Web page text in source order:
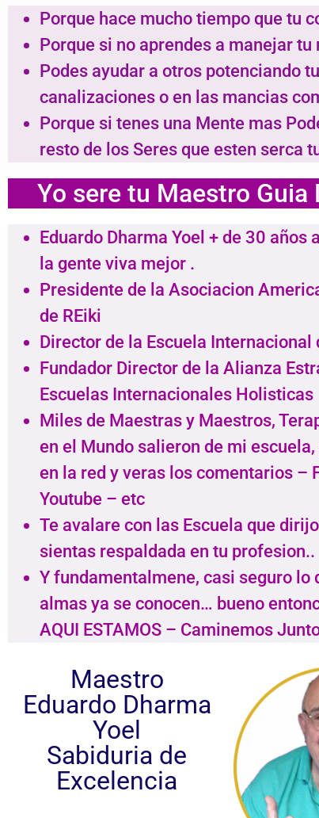
Porque hace mucho tiempo que tu
Porque si no aprendes a manejar
Podes ayudar a otros potenciando
canalizaciones o en las mancias
Porque si tenes una Mente mas
resto de los Seres que esten serca
Yo sere tu Maestro Guia
Eduardo Dharma Yoel + de 30 años
la gente viva mejor .
Presidente de la Asociacion
de REiki
Director de la Escuela Internacional
Fundador Director de la Alianza
Escuelas Internacionales Holisticas
Miles de Maestras y Maestros,
en el Mundo salieron de mi
en la red y veras los comentarios –
Youtube – etc
Te avalare con las Escuela que
sientas respaldada en tu profesion..
Y fundamentalmene, casi seguro lo
almas ya se conocen… bueno
AQUI ESTAMOS – Caminemos
Maestro
Eduardo Dharma
Yoel
Sabiduria de
Excelencia